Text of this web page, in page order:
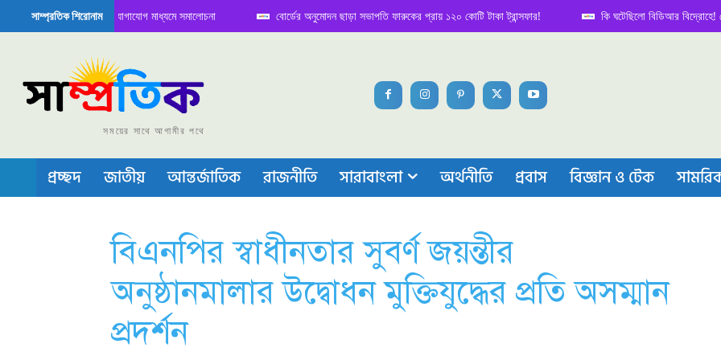
সাম্প্রতিক শিরোনাম
বৈঠক নিয়ে সামাজিক যোগাযোগ মাধ্যমে সমালোচনা বোর্ডের অনুমোদন ছাড়া সভাপতি ফারুকের প্রায় ১২০ কোটি টাকা ট্রান্সফার! কি ঘটেছিলো বিডিআর বিদ্রোহে! নেপথ্য
বা চীপ তৈরিতে নিজের শক্ত অবস্থান জানান দিচ্ছে চীন
সময়ের সাথে আগামীর পথে
প্রচ্ছদ জাতীয় আন্তর্জাতিক রাজনীতি সারাবাংলা অর্থনীতি প্রবাস বিজ্ঞান ও টেক
বিএনপির স্বাধীনতার সুবর্ণ জয়ন্তীর
অনুষ্ঠানমালার উদ্বোধন মুক্তিযুদ্ধের প্রতি অসম্মান
প্রদর্শন